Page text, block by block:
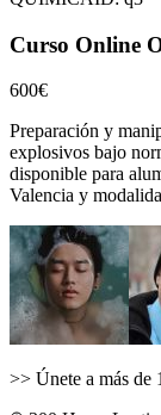
Curso Online
600€
Preparación y
explosivos bajo
disponible para
Valencia y
>> Únete a más de